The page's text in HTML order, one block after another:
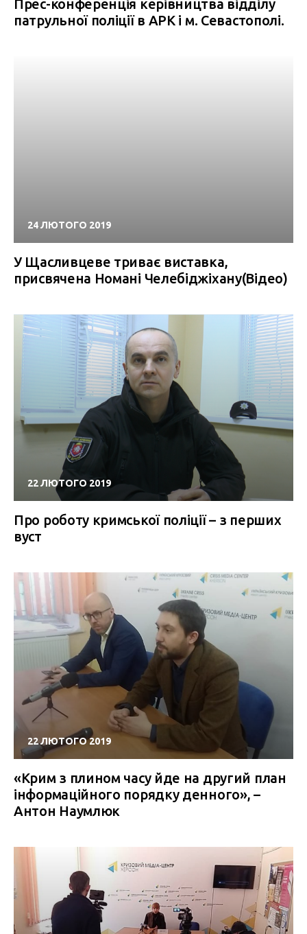
Прес-конференція керівництва відділу
патрульної поліції в АРК і м. Севастополі.
24 ЛЮТОГО 2019
У Щасливцеве триває виставка,
присвячена Номані Челебіджіхану(Відео)
22 ЛЮТОГО 2019
Про роботу кримської поліції – з перших
вуст
22 ЛЮТОГО 2019
«Крим з плином часу йде на другий план
інформаційного порядку денного», –
Антон Наумлюк